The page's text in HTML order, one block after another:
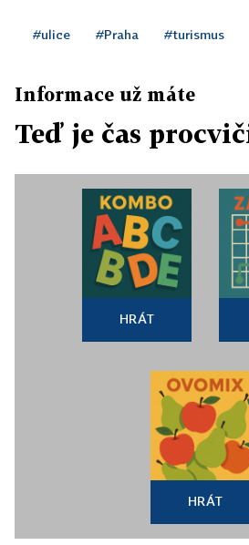
#ulice #Praha #turismus
Informace už máte
Teď je čas
HRÁT
HRÁT